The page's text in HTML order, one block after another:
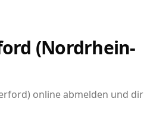
(Nordrhein-
online abmelden und dir